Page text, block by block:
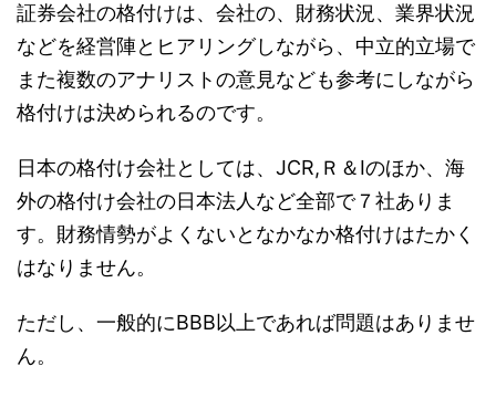
証券会社の格付けは、会社の、財務状況、業界状況
などを経営陣とヒアリングしながら、中立的立場で
また複数のアナリストの意見なども参考にしながら
格付けは決められるのです。
日本の格付け会社としては、JCR,Ｒ＆Iのほか、海
外の格付け会社の日本法人など全部で７社ありま
す。財務情勢がよくないとなかなか格付けはたかく
はなりません。
ただし、一般的にBBB以上であれば問題はありませ
ん。